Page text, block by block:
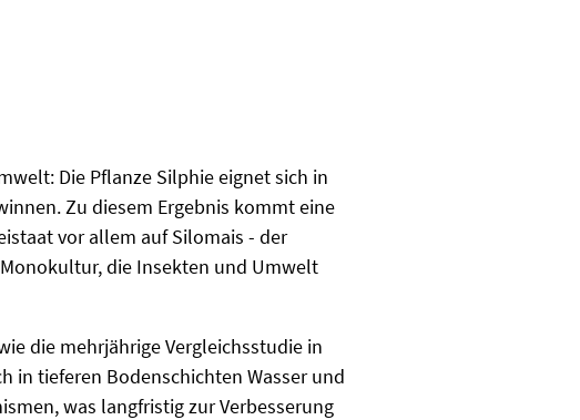
Die Pflanze Silphie eignet sich in
Zu diesem Ergebnis kommt eine
vor allem auf Silomais - der
die Insekten und Umwelt
die mehrjährige Vergleichsstudie in
in tieferen Bodenschichten Wasser und
was langfristig zur Verbesserung